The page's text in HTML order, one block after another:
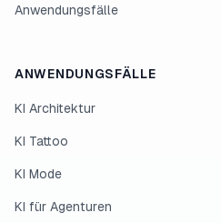
Anwendungsfälle
ANWENDUNGSFÄLLE
KI Architektur
KI Tattoo
KI Mode
KI für Agenturen